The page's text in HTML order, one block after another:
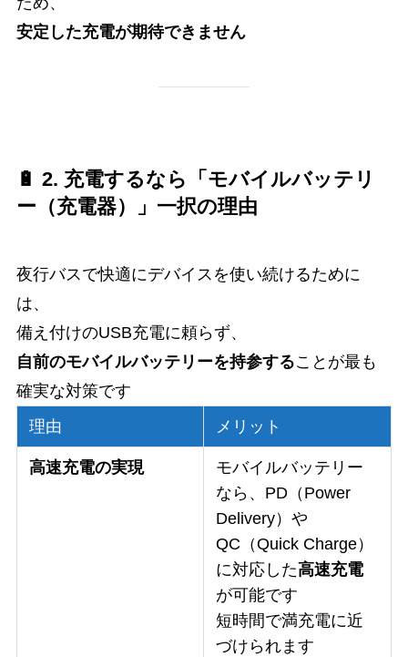
安定した充電が期待できません
🔋 2. 充電するなら「モバイルバッテリ
ー（充電器）」一択の理由
夜行バスで快適にデバイスを使い続けるために
は、
備え付けのUSB充電に頼らず、
自前のモバイルバッテリーを持参することが最も
確実な対策です
理由
メリット
高速充電の実現
モバイルバッテリー
なら、PD（Power
Delivery）や
QC（Quick Charge）
に対応した高速充電
が可能です
短時間で満充電に近
づけられます